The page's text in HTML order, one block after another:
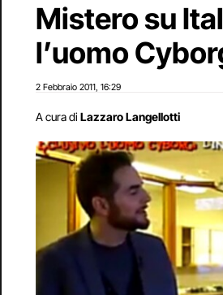
Mistero su
l’uomo
2 Febbraio 2011 16:29
A cura di Lazzaro Langellotti